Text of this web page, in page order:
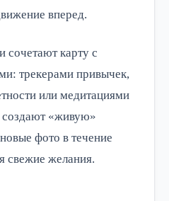
вперед.
сочетают карту с
трекерами привычек,
или медитациями
«живую»
фото в течение
свежие желания.